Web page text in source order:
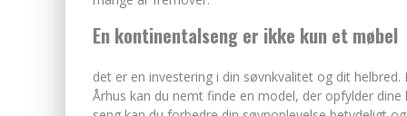
En kontinentalseng er ikke kun et møbel
det er en investering i din søvnkvalitet og dit
Århus kan du nemt finde en model, der opfylder